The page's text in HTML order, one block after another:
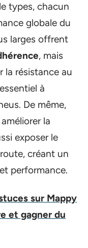
types, chacun
globale du
larges offrent
, mais
la résistance au
à
De même,
la
exposer le
créant un
performance.
sur Mappy
et gagner du